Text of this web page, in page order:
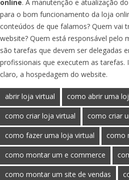
online. A manutenção e atualização
para o bom funcionamento da loja
conteúdos de que falamos? Quem vai
website? Quem está responsável pelo
são tarefas que devem ser delegadas
profissionais que executem as
claro, a hospedagem do website.
abrir loja virtual como abrir uma
como criar loja virtual como criar
como fazer uma loja virtual como
como montar um e commerce
como montar um site de vendas